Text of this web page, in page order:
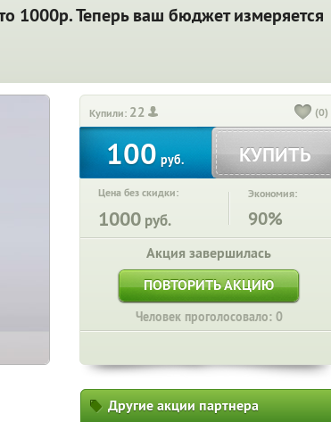
1000р. Теперь ваш бюджет измеряется
Купили: 22 (0)
100 руб. КУПИТЬ
Цена без скидки:
1000 руб.
Экономия:
90%
Акция завершилась
ПОВТОРИТЬ АКЦИЮ
Человек проголосовало: 0
Другие акции партнера